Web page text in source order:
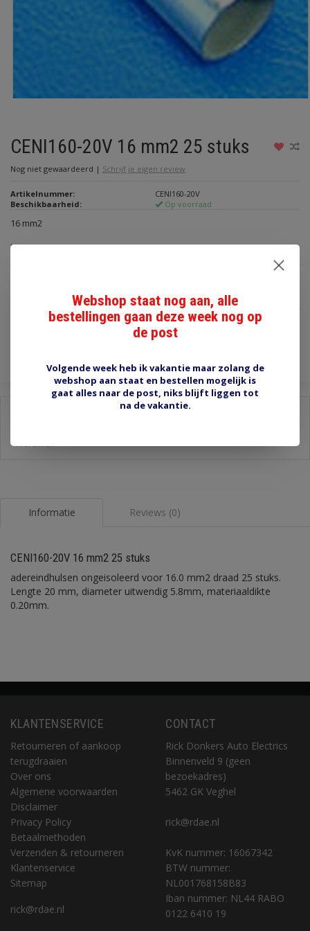
CENI160-20V 16 mm2 25 stuks
Nog niet gewaardeerd | Schrijf je eigen review
Artikelnummer:
CENI160-20V
Beschikbaarheid:
Op voorraad
16 mm2
Lees meer
Toevoegen aan winkelwagen
-Afdrukken
Informatie Reviews (0)
CENI160-20V 16 mm2 25 stuks
adereindhulsen ongeisoleerd voor 16.0 mm2 draad 25 stuks.
Lengte 20 mm, diameter uitwendig 5.8mm, materiaaldikte
0.20mm.
KLANTENSERVICE
Retourneren of aankoop
terugdraaien
Over ons
Algemene voorwaarden
Disclaimer
Privacy Policy
Betaalmethoden
Verzenden & retourneren
Klantenservice
Sitemap
rick@rdae.nl
CONTACT
Rick Donkers Auto Electrics
Binnenveld 9 (geen
bezoekadres)
5462 GK Veghel
rick@rdae.nl
KvK nummer: 16067342
BTW nummer:
NL001768158B83
Iban nummer: NL44 RABO
0122 6410 19
Webshop staat nog aan, alle
bestellingen gaan deze week nog op
de post
Volgende week heb ik vakantie maar zolang de
webshop aan staat en bestellen mogelijk is
gaat alles naar de post, niks blijft liggen tot
na de vakantie.